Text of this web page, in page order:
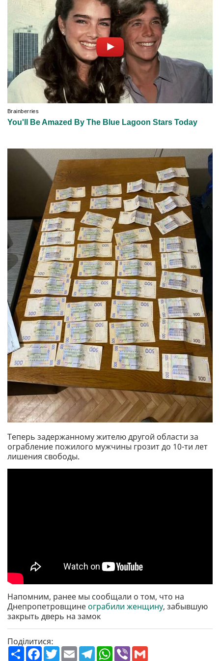
Теперь задержанному жителю другой области за
ограбление пожилого мужчины грозит до 10-ти лет
лишения свободы.
Напомним, ранее мы сообщали о том, что на
Днепропетровщине ограбили женщину, забывшую
закрыть дверь на замок
Поділитися:
П
о
F
a
T
w
E
m
T
e
W
h
V